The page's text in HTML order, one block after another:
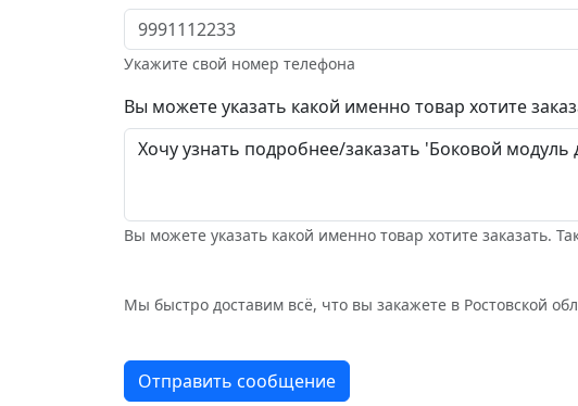
Укажите свой номер телефона
Вы можете указать какой именно товар хотите
Вы можете указать какой именно товар хотите заказать.
Мы быстро доставим всё, что вы закажете в Ростовской
Отправить сообщение